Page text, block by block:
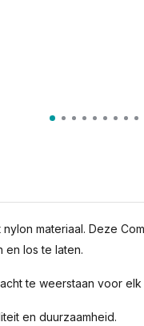
materiaal. Deze
en los te laten.
te weerstaan voor elk
en duurzaamheid.